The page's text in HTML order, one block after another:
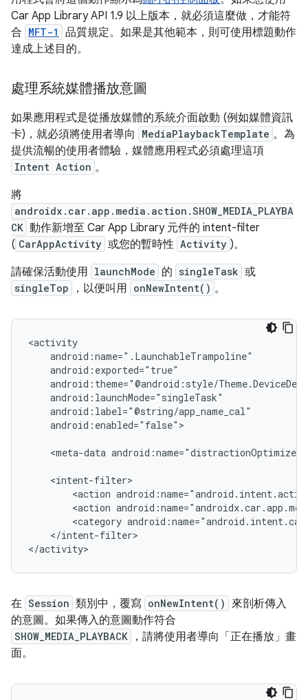
Car App Library API 1.9 以上版本，就必須這麼做，才能符
合 MFT-1
品質規定。如果是其他範本，則可使用標題動作
達成上述目的。
處理系統媒體播放意圖
如果應用程式是從播放媒體的系統介面啟動 (例如媒體資訊
卡)，就必須將使用者導向
MediaPlaybackTemplate 。為
提供流暢的使用者體驗，媒體應用程式必須處理這項
Intent Action 。
將
androidx.car.app.media.action.SHOW_MEDIA_PLAYBA
CK 動作新增至 Car App Library 元件的 intent-filter
( CarAppActivity 或您的暫時性 Activity )。
請確保活動使用 launchMode 的 singleTask 或
singleTop ，以便叫用 onNewIntent() 。
android:enabled="false">
<meta-data android:name="distractionOptimized"
<action
<action
<category
</intent-filter>
在 Session 類別中，覆寫 onNewIntent() 來剖析傳入
的意圖。如果傳入的意圖動作符合
SHOW_MEDIA_PLAYBACK
，請將使用者導向「正在播放」畫
面。